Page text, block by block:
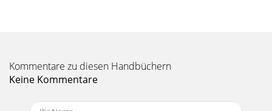
Seite 19
Kommentare zu diesen Handbüchern
Keine Kommentare